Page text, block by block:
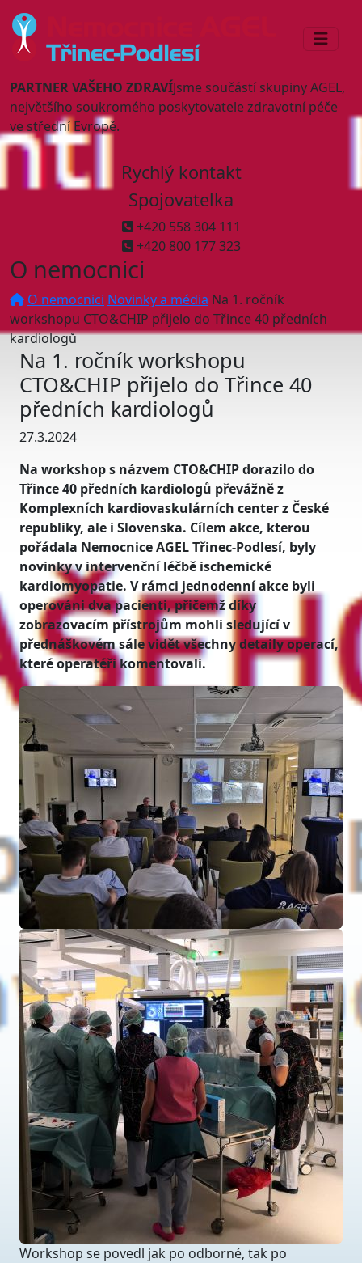
PARTNER VAŠEHO ZDRAVÍJsme součástí skupiny AGEL,
největšího soukromého poskytovatele zdravotní péče
ve střední Evropě.
Rychlý kontakt
Spojovatelka
+420 558 304 111
+420 800 177 323
O nemocnici
O nemocnici Novinky a média Na 1. ročník
workshopu CTO&CHIP přijelo do Třince 40 předních
kardiologů
Na 1. ročník workshopu
CTO&CHIP přijelo do Třince 40
předních kardiologů
27.3.2024
Na workshop s názvem CTO&CHIP dorazilo do
Třince 40 předních kardiologů převážně z
Komplexních kardiovaskulárních center z České
republiky, ale i Slovenska. Cílem akce, kterou
pořádala Nemocnice AGEL Třinec-Podlesí, byly
novinky v intervenční léčbě ischemické
kardiomyopatie. V rámci jednodenní akce byli
operováni dva pacienti, přičemž díky
zobrazovacím přístrojům mohli sledující v
přednáškovém sále vidět všechny detaily operací,
které operatéři komentovali.
Workshop se povedl jak po odborné, tak po